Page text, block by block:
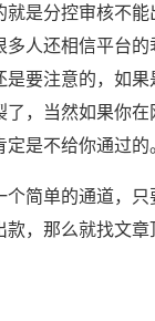
是分控审核不
人还相信平台
要注意的，如
，当然如果你
是不给你通过的
简单的通道，
，那么就找文